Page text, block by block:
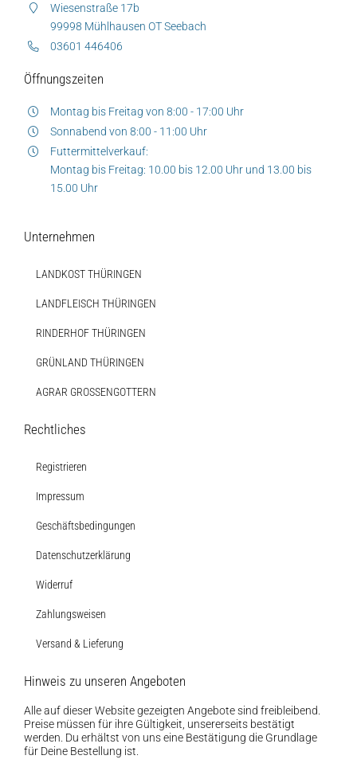
Wiesenstraße 17b
99998 Mühlhausen OT Seebach
03601 446406
Öffnungszeiten
Montag bis Freitag von 8:00 - 17:00 Uhr
Sonnabend von 8:00 - 11:00 Uhr
Futtermittelverkauf:
Montag bis Freitag: 10.00 bis 12.00 Uhr und 13.00 bis
15.00 Uhr
Unternehmen
LANDKOST THÜRINGEN
LANDFLEISCH THÜRINGEN
RINDERHOF THÜRINGEN
GRÜNLAND THÜRINGEN
AGRAR GROSSENGOTTERN
Rechtliches
Registrieren
Impressum
Geschäftsbedingungen
Datenschutzerklärung
Widerruf
Zahlungsweisen
Versand & Lieferung
Hinweis zu unseren Angeboten
Alle auf dieser Website gezeigten Angebote sind freibleibend.
Preise müssen für ihre Gültigkeit, unsererseits bestätigt
werden. Du erhältst von uns eine Bestätigung die Grundlage
für Deine Bestellung ist.